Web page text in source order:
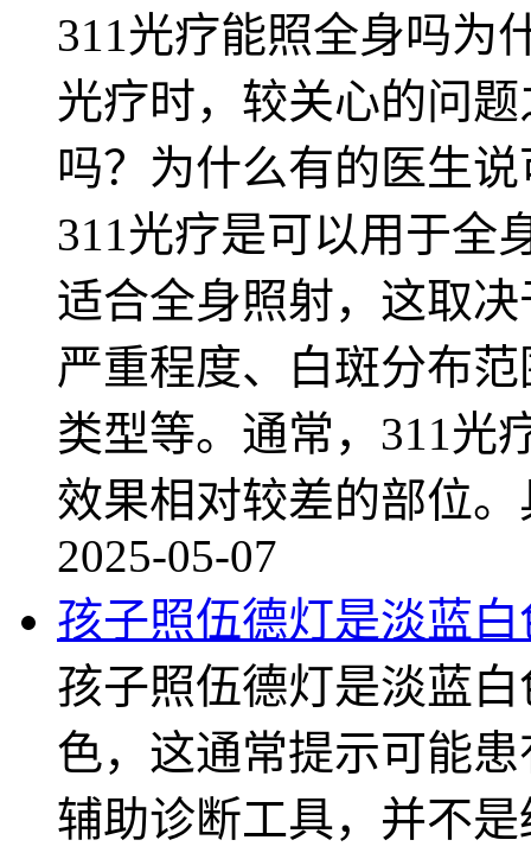
311光疗能照全身吗为
光疗时，较关心的问
吗？为什么有的医生
311光疗是可以用于全
适合全身照射，这取
严重程度、白斑分布
类型等。通常，311光
效果相对较差的部位。
2025-05-07
孩子照伍德灯是淡蓝白
孩子照伍德灯是淡蓝
色，这通常提示可能
辅助诊断工具，并不